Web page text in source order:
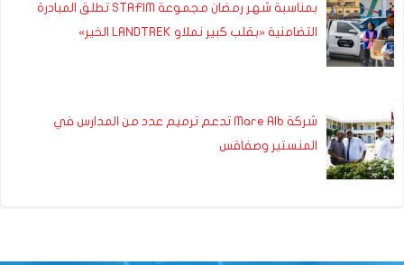
بمناسبة شهر رمضان مجموعة STAFIM تطلق المبادرة
التضامنية «بقلب كبير نملاو LANDTREK الخير»
شركة Mare Alb تدعم ترميم عدد من المدارس في
المنستير وصفاقس